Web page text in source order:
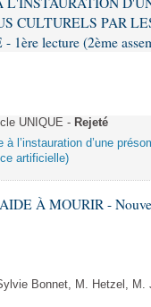
CULTURELS PAR
lecture (2ème
UNIQUE - Rejeté
l’instauration d’une
artificielle)
À MOURIR -
Bonnet, M. Hetzel,